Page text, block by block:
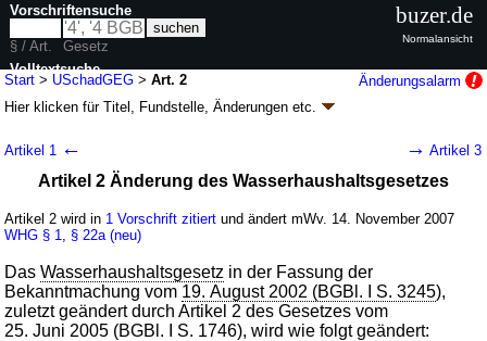
Start > USchadGEG >Art. 2
Änderungsalarm
Hier klicken fürTitel, Fundstelle, Änderungen etc.
des Europäischen Parlaments und des Rates
über die Umwelthaftung zur Vermeidung und
Sanierung von Umweltschäden
(USchadGEGk.a.Abk.
G. v. 10.05.2007 BGBl. I S. 666 ( Nr. 19
); Geltung ab 14.11.2007
4 Änderungen | Drucksachen / Entwurf / Begründung
|
wird in 19 Vorschriften zitiert
Artikel 1 ← → Artikel 3
Artikel 2 Änderung des Wasserhaushaltsgesetzes
Artikel 2 wird in 1 Vorschrift zitiert und ändert mWv. 14. November 2007
WHG § 1 § 22a (neu)
DasWasserhaushaltsgesetz in der Fassung der
Bekanntmachung vom 19. August 2002 (BGBl. I S. 3245),
zuletzt geändert durch Artikel 2 des Gesetzes vom
25. Juni 2005 (BGBl. I S. 1746), wird wie folgt geändert:
Vorschriftensuche
§ / Art.
Gesetz
Volltextsuche
nur in USchadGEG
buzer.de
Normalansicht